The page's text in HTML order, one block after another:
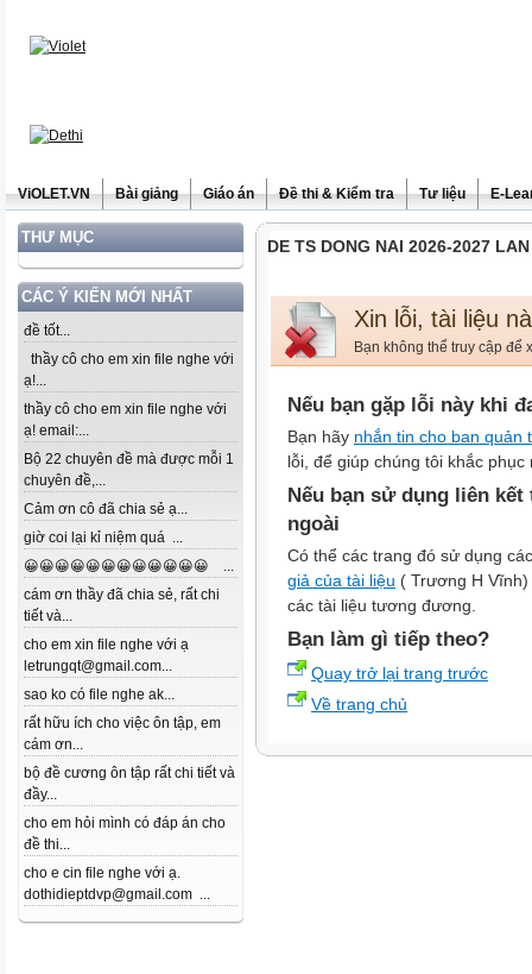
ViOLET.VN Bài giảng Giáo án Đề thi & Kiểm tra Tư liệu E-
THƯ MỤC
CÁC Ý KIẾN MỚI NHẤT
đề tốt...
thầy cô cho em xin file nghe với
ạ!...
thầy cô cho em xin file nghe với
ạ! email:...
Bộ 22 chuyên đề mà được mỗi 1
chuyên đề,...
Cảm ơn cô đã chia sẻ ạ...
giờ coi lại kỉ niệm quá ...
😀😀😀😀😀😀😀😀😀😀😀😀 ...
cám ơn thầy đã chia sẻ, rất chi
tiết và...
cho em xin file nghe với ạ
letrungqt@gmail.com...
sao ko có file nghe ak...
rất hữu ích cho việc ôn tập, em
cám ơn...
bộ đề cương ôn tập rất chi tiết và
đầy...
cho em hỏi mình có đáp án cho
đề thi...
cho e cin file nghe với ạ.
dothidieptdvp@gmail.com ...
DE TS DONG NAI 2026-2027
Xin lỗi, tài liệu
Bạn không thể truy cập để
Nếu bạn gặp lỗi này khi
Bạn hãy nhắn tin cho ban quản
lỗi, để giúp chúng tôi khắc phục
Nếu bạn sử dụng liên
ngoài
Có thể các trang đó sử dụng
giả của tài liệu ( Trương H
các tài liệu tương đương.
Bạn làm gì tiếp theo?
Quay trở lại trang trước
Về trang chủ